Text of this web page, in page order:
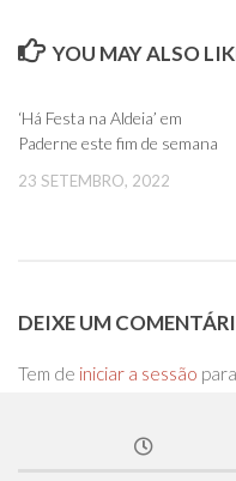
YOU MAY ALSO
‘Há Festa na Aldeia’ em
Paderne este fim de semana
23 SETEMBRO, 2022
DEIXE UM
Tem de iniciar a sessão